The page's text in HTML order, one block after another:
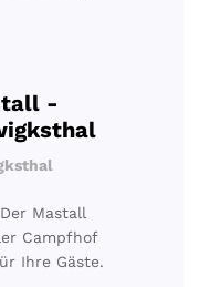
-
Mastall
Campfhof
Ihre Gäste.